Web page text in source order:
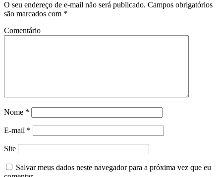
O seu endereço de e-mail não será publicado. Campos obrigatórios
são marcados com *
Comentário
Nome *
E-mail *
Site
Salvar meus dados neste navegador para a próxima vez que eu